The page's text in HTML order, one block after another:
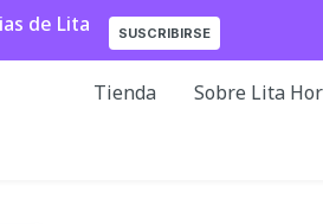
de Lita SUSCRIBIRSE
Tienda Sobre Lita